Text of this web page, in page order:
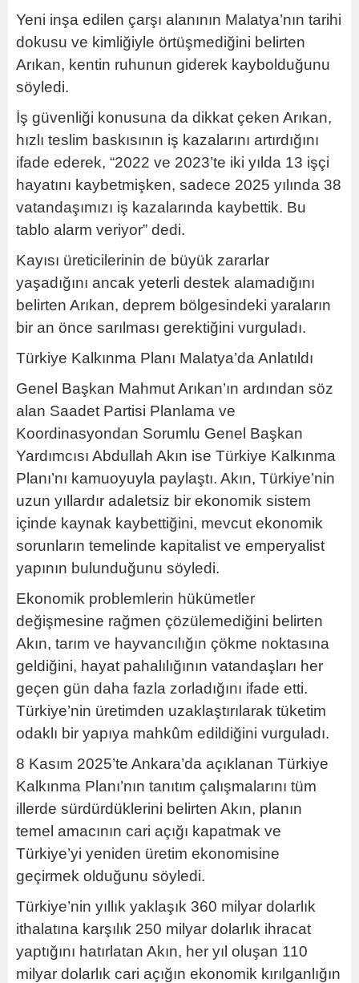
Yeni inşa edilen çarşı alanının Malatya’nın tarihi
dokusu ve kimliğiyle örtüşmediğini belirten
Arıkan, kentin ruhunun giderek kaybolduğunu
söyledi.
İş güvenliği konusuna da dikkat çeken Arıkan,
hızlı teslim baskısının iş kazalarını artırdığını
ifade ederek, “2022 ve 2023’te iki yılda 13 işçi
hayatını kaybetmişken, sadece 2025 yılında 38
vatandaşımızı iş kazalarında kaybettik. Bu
tablo alarm veriyor” dedi.
Kayısı üreticilerinin de büyük zararlar
yaşadığını ancak yeterli destek alamadığını
belirten Arıkan, deprem bölgesindeki yaraların
bir an önce sarılması gerektiğini vurguladı.
Türkiye Kalkınma Planı Malatya’da Anlatıldı
Genel Başkan Mahmut Arıkan’ın ardından söz
alan Saadet Partisi Planlama ve
Koordinasyondan Sorumlu Genel Başkan
Yardımcısı Abdullah Akın ise Türkiye Kalkınma
Planı’nı kamuoyuyla paylaştı. Akın, Türkiye’nin
uzun yıllardır adaletsiz bir ekonomik sistem
içinde kaynak kaybettiğini, mevcut ekonomik
sorunların temelinde kapitalist ve emperyalist
yapının bulunduğunu söyledi.
Ekonomik problemlerin hükümetler
değişmesine rağmen çözülemediğini belirten
Akın, tarım ve hayvancılığın çökme noktasına
geldiğini, hayat pahalılığının vatandaşları her
geçen gün daha fazla zorladığını ifade etti.
Türkiye’nin üretimden uzaklaştırılarak tüketim
odaklı bir yapıya mahkûm edildiğini vurguladı.
8 Kasım 2025’te Ankara’da açıklanan Türkiye
Kalkınma Planı’nın tanıtım çalışmalarını tüm
illerde sürdürdüklerini belirten Akın, planın
temel amacının cari açığı kapatmak ve
Türkiye’yi yeniden üretim ekonomisine
geçirmek olduğunu söyledi.
Türkiye’nin yıllık yaklaşık 360 milyar dolarlık
ithalatına karşılık 250 milyar dolarlık ihracat
yaptığını hatırlatan Akın, her yıl oluşan 110
milyar dolarlık cari açığın ekonomik kırılganlığın